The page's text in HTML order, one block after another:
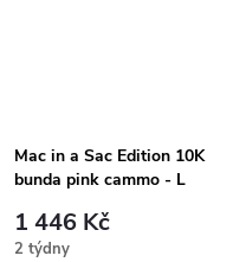
Mac in a Sac Edition 10K
bunda pink cammo - L
1 446 Kč
2 týdny